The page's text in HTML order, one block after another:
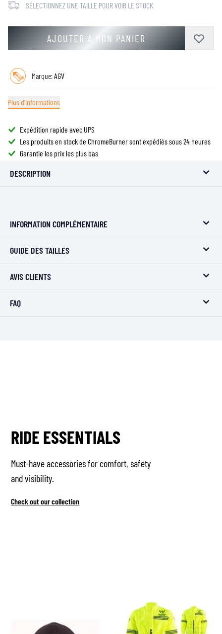
SÉLECTIONNEZ UNE TAILLE POUR VOIR LE STOCK
AJOUTER A MON PANIER
Marque:AGV
Plus d'informations
Expédition rapide avec UPS
Les produits en stock de ChromeBurner sont expédiés sous 24 heures
Garantie les prix les plus bas
DESCRIPTION
INFORMATION COMPLÉMENTAIRE
GUIDE DES TAILLES
AVIS CLIENTS
FAQ
RIDE ESSENTIALS
Must-have accessories for comfort, safety
and visibility.
Check out our collection